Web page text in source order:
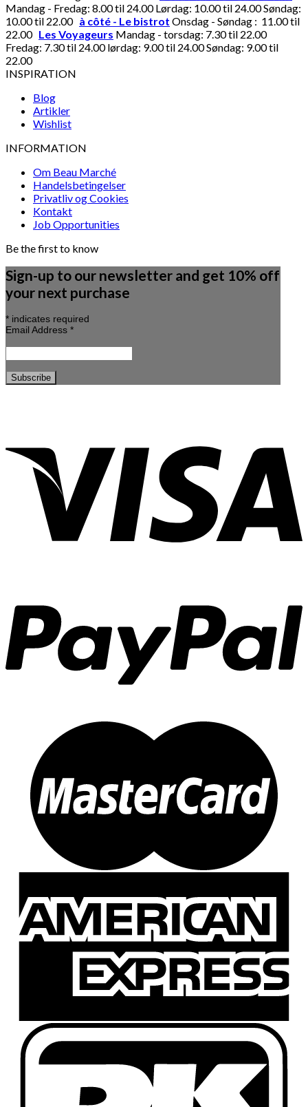
Mandag - Fredag: 8.00 til 24.00 Lørdag: 10.00 til 24.00 Søndag:
10.00 til 22.00 à côté - Le bistrot Onsdag - Søndag : 11.00 til
22.00 Les Voyageurs Mandag - torsdag: 7.30 til 22.00
Fredag: 7.30 til 24.00 lørdag: 9.00 til 24.00 Søndag: 9.00 til
22.00
INSPIRATION
Blog
Artikler
Wishlist
INFORMATION
Om Beau Marché
Handelsbetingelser
Privatliv og Cookies
Kontakt
Job Opportunities
Be the first to know
Sign-up to our newsletter and get 10% off
your next purchase
* indicates required
Email Address *